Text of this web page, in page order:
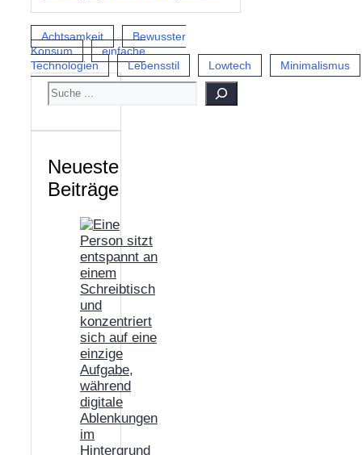
Achtsamkeit
Bewusster
Konsum
einfache
Technologien
Lebensstil Lowtech Minimalismus
SUCHEN
Neueste
Beiträge